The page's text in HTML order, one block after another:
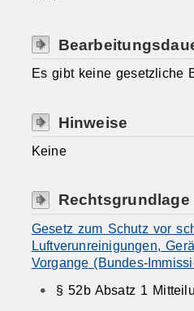
Es gibt keine gesetzliche
Hinweise
Keine
Rechtsgrundlage
Gesetz zum Schutz vor
Luftverunreinigungen,
Vorgange (Bundes-
§ 52b Absatz 1